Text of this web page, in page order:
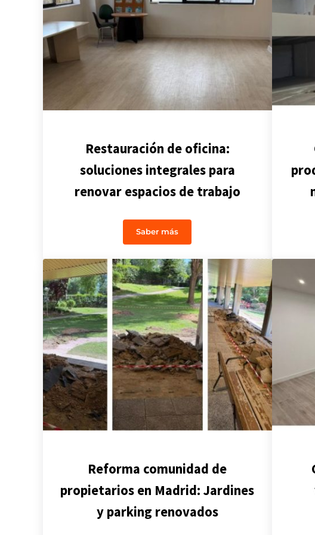
Restauración de oficina:
soluciones integrales para
renovar espacios de trabajo
Saber másRestauración de oficina: soluciones
Reforma comunidad de
propietarios en Madrid: Jardines
y parking renovados